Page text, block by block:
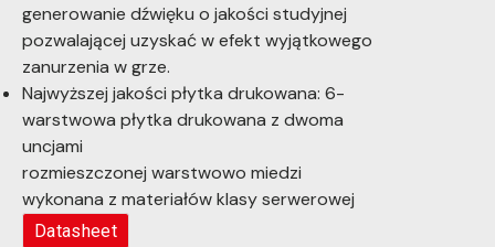
generowanie dźwięku o jakości studyjnej
pozwalającej uzyskać w efekt wyjątkowego
zanurzenia w grze.
Najwyższej jakości płytka drukowana: 6-
warstwowa płytka drukowana z dwoma
uncjami
rozmieszczonej warstwowo miedzi
wykonana z materiałów klasy serwerowej
Datasheet